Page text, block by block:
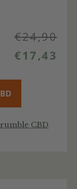
€24,90
€ 17,43
CBD